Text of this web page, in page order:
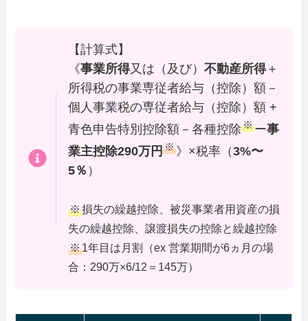
【計算式】
《事業所得又は（及び） 不動産所得＋
所得税の事業専従者給与（控除）額－
個人事業税の専従者給与（控除）額 +
青色申告特別控除額－各種控除※ー事
業主控除290万円 ※》×税率（3%〜
5％ ）
※損失の繰越控除、被災事業者用資産の損
失の繰越控除、譲渡損失の控除と繰越控除
※1年目は月割（ex 営業期間が6ヵ月の場
合：290万×6/12＝145万）